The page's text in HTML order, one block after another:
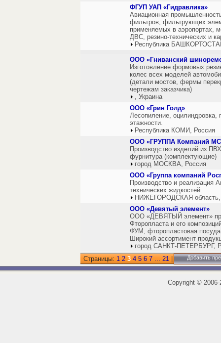
ФГУП УАП «Гидравлика»
Авиационная
фильтров, фильтрующих
применяемых в аэропортах,
ДВС, резино-технических и
Республика
ООО «Гниванский
Изготовление формовых
колес всех моделей
(детали мостов, фермы
чертежам заказчика)
, Украина
ООО «Грин Голд»
Лесопиление, оцилиндровка,
этажности.
Республика КОМИ, Россия
ООО «ГРУППА Компаний
Производство изделий из
фурнитура (комплектующие)
город МОСКВА, Россия
ООО «Группа компаний
Производство и реализация
технических жидкостей.
НИЖЕГОРОДСКАЯ область,
ООО «Девятый элемент»
ООО «ДЕВЯТЫЙ элемент»
Фторопласта и его
ФУМ, фторопластовая
Широкий ассортимент
город САНКТ-ПЕТЕРБУРГ,
Страницы: 1 2 3 4 5 6 7 ... 21 Добавить
Copyright ©